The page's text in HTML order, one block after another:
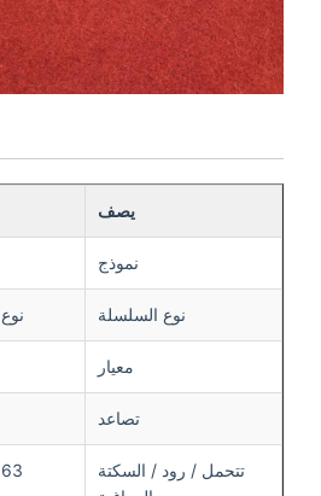
نموذج 30
نوع السلسلة نوع
تصاعد
تتحمل / رود / السكتة